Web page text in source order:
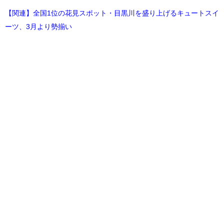
【関連】全国1位の花見スポット・目黒川を盛り上げるキュートスイ
ーツ、3月より勢揃い